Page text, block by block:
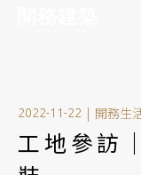
2022-11-22 | 開務生
工地參訪